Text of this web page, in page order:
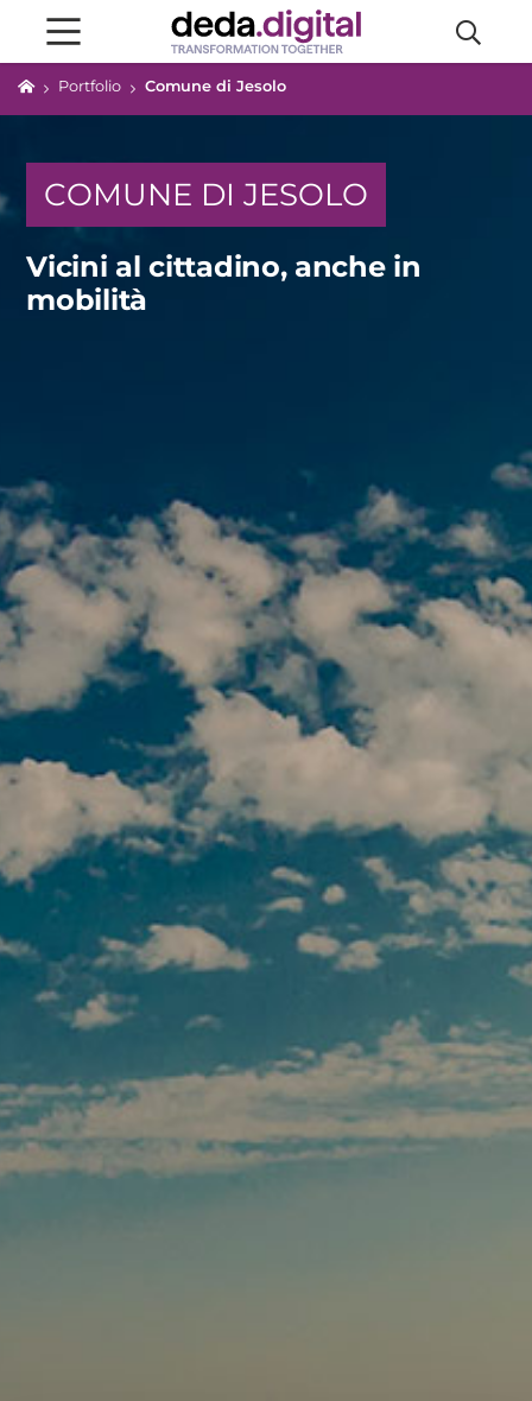
Portfolio Comune di Jesolo
COMUNE DI JESOLO
Vicini al cittadino, anche in
mobilità